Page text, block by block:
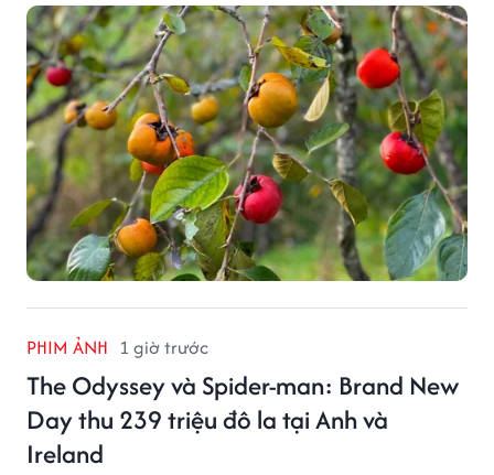
PHIM ẢNH 1 giờ trước
The Odyssey và Spider-man: Brand New
Day thu 239 triệu đô la tại Anh và
Ireland